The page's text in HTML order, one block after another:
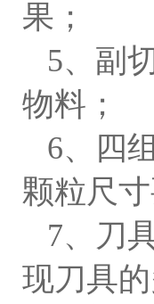
果；
5、副
物料；
6、四
颗粒尺
7、刀
现刀具